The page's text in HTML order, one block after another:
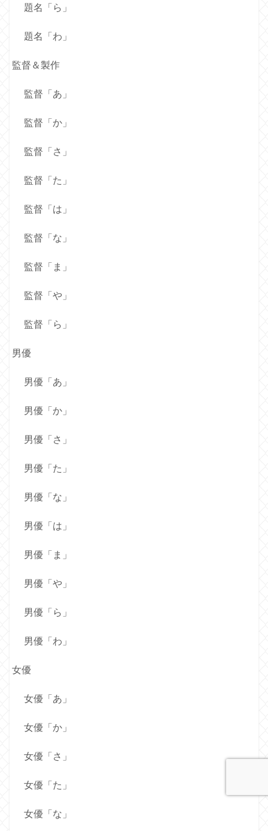
題名「ら」
題名「わ」
監督＆製作
監督「あ」
監督「か」
監督「さ」
監督「た」
監督「は」
監督「な」
監督「ま」
監督「や」
監督「ら」
男優
男優「あ」
男優「か」
男優「さ」
男優「た」
男優「な」
男優「は」
男優「ま」
男優「や」
男優「ら」
男優「わ」
女優
女優「あ」
女優「か」
女優「さ」
女優「た」
女優「な」